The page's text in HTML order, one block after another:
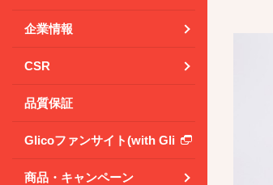
企業情報
CSR
品質保証
Glicoファンサイト(with Glico Park)
商品・キャンペーン